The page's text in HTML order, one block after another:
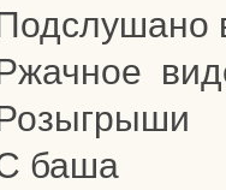
баша